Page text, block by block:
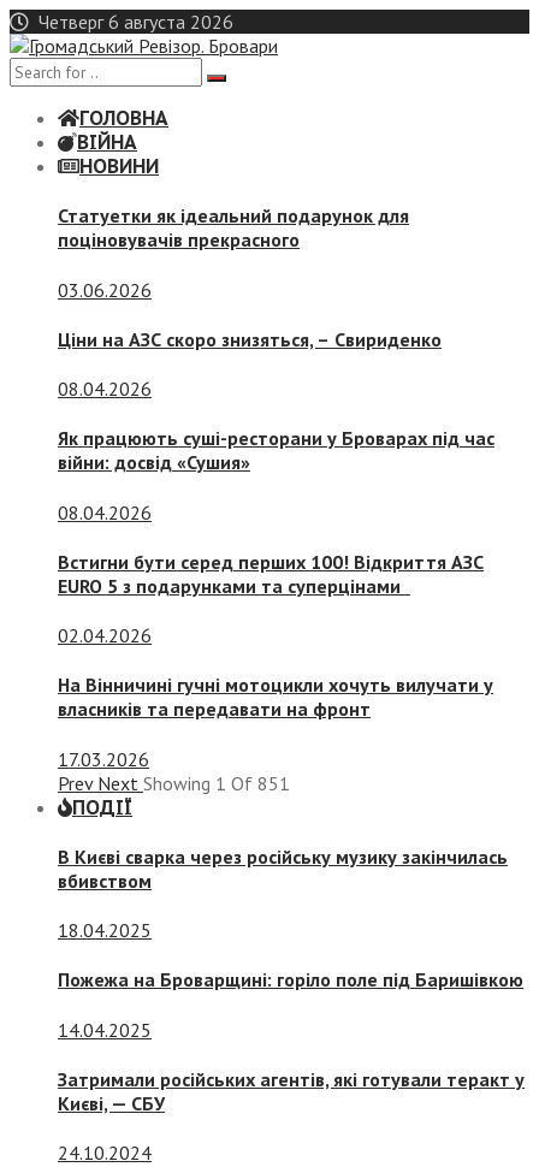
Skip
to
content
Четверг 6 августа 2026
ГОЛОВНА
ВІЙНА
НОВИНИ
Статуетки як ідеальний подарунок для
поціновувачів прекрасного
03.06.2026
Ціни на АЗС скоро знизяться, – Свириденко
08.04.2026
Як працюють суші-ресторани у Броварах під час
війни: досвід «Сушия»
08.04.2026
Встигни бути серед перших 100! Відкриття АЗС
EURO 5 з подарунками та суперцінами
02.04.2026
На Вінничині гучні мотоцикли хочуть вилучати у
власників та передавати на фронт
17.03.2026
Prev Next Showing 1 Of 851
ПОДІЇ
В Києві сварка через російську музику закінчилась
вбивством
18.04.2025
Пожежа на Броварщині: горіло поле під Баришівкою
14.04.2025
Затримали російських агентів, які готували теракт у
Києві, — СБУ
24.10.2024